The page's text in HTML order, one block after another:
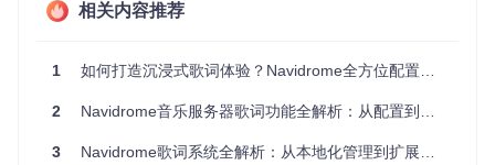
基础配置示例
在Navidrome配置文件（通常为
navidrome.toml
）中，添加
或修改以下配置段：
# 歌词来源优先级设置
相关内容推荐
1 如何打造沉浸式歌词体验？Navidrome全方位配置指南
2 Navidrome音乐服务器歌词功能全解析：从配置到扩展
3 Navidrome歌词系统全解析：从本地化管理到扩展开发的完整指南